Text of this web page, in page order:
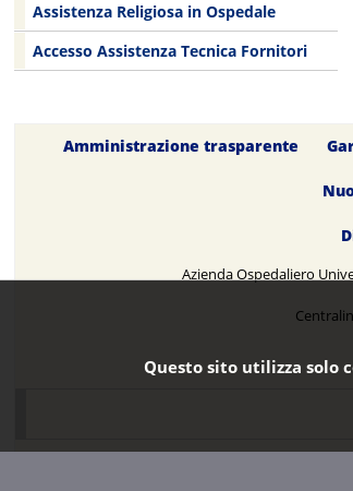
Assistenza Religiosa in Ospedale
Accesso Assistenza Tecnica Fornitori
Amministrazione trasparente
Azienda Ospedaliero
Questo sito utilizza solo